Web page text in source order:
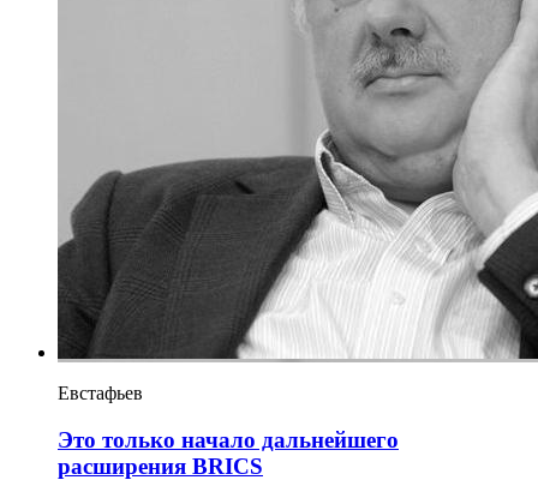
Евстафьев
Это только начало дальнейшего
расширения BRICS